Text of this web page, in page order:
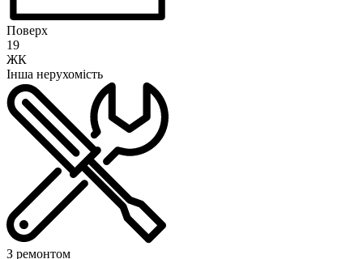
Поверх
19
ЖК
Інша нерухомість
З ремонтом